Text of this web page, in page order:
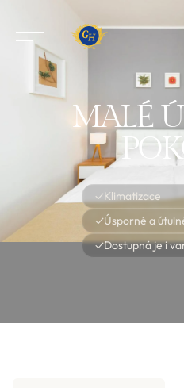
MALÉ
✓Klimatizace
✓Úsporné a
✓Dostupná je i